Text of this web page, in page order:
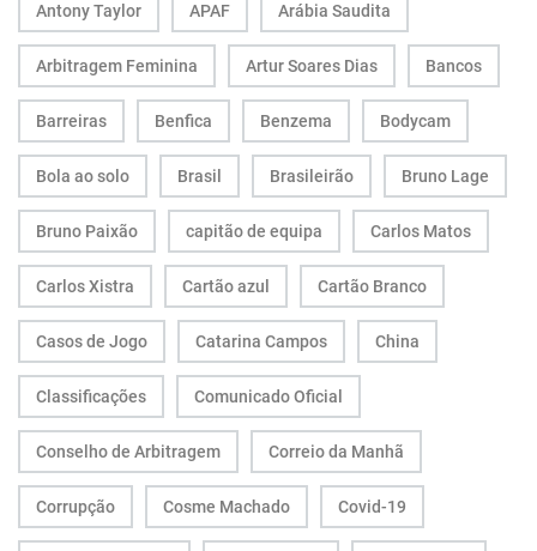
Antony Taylor APAF Arábia Saudita
Arbitragem Feminina Artur Soares Dias Bancos
Barreiras Benfica Benzema Bodycam
Bola ao solo Brasil Brasileirão Bruno Lage
Bruno Paixão capitão de equipa Carlos Matos
Carlos Xistra Cartão azul Cartão Branco
Casos de Jogo Catarina Campos China
Classificações Comunicado Oficial
Conselho de Arbitragem Correio da Manhã
Corrupção Cosme Machado Covid-19